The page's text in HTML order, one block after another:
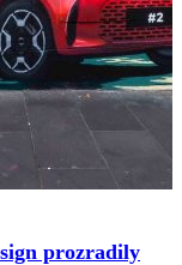
prozradily